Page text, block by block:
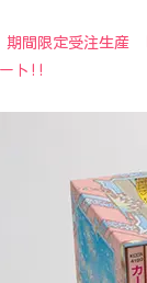
期間限定受注生産
ト!!